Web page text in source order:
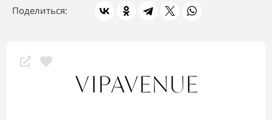
Скидки магазина
Поделиться: